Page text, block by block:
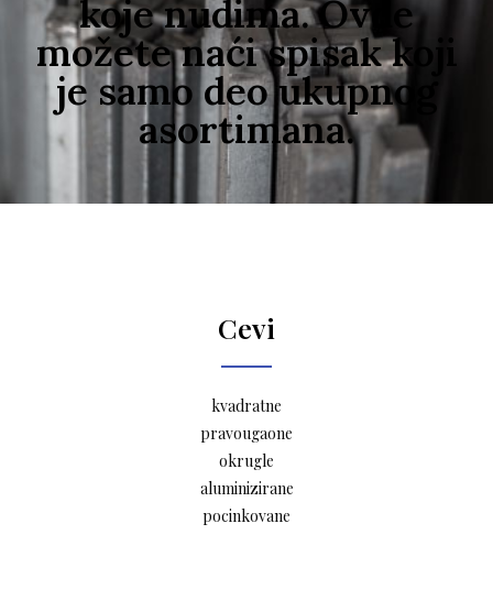
koje nudima. Ovde
možete naći spisak koji
je samo deo ukupnog
asortimana.
Cevi
kvadratne
pravougaone
okrugle
aluminizirane
pocinkovane